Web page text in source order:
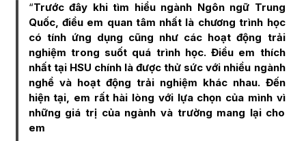
“Trước đây khi tìm hiểu ngành Ngôn ngữ Trung
Quốc, điều em quan tâm nhất là chương trình học
có tính ứng dụng cũng như các hoạt động trải
nghiệm trong suốt quá trình học. Điều em thích
nhất tại HSU chính là được thử sức với nhiều ngành
nghề và hoạt động trải nghiệm khác nhau. Đến
hiện tại, em rất hài lòng với lựa chọn của mình vì
những giá trị của ngành và trường mang lại cho
em